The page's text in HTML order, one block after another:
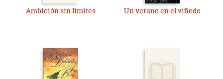
Ambición sin limites Un verano en el viñedo